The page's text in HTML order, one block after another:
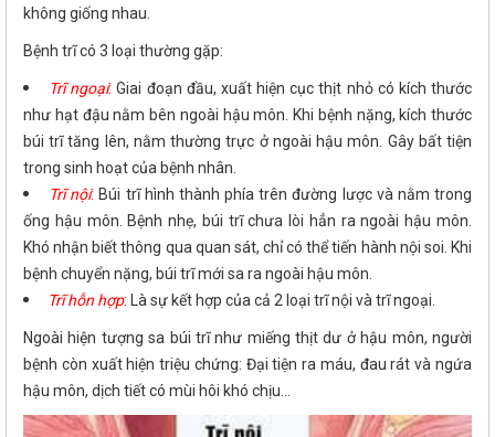
không giống nhau.
Bệnh trĩ có 3 loại thường gặp:
Trĩ ngoại:Giai đoạn đầu, xuất hiện cục thịt nhỏ có kích thước
như hạt đậu nằm bên ngoài hậu môn. Khi bệnh nặng, kích thước
búi trĩ tăng lên, nằm thường trực ở ngoài hậu môn. Gây bất tiện
trong sinh hoạt của bệnh nhân.
Trĩ nội: Búi trĩ hình thành phía trên đường lược và nằm trong
ống hậu môn. Bệnh nhẹ, búi trĩ chưa lòi hẳn ra ngoài hậu môn.
Khó nhận biết thông qua quan sát, chỉ có thể tiến hành nội soi. Khi
bệnh chuyển nặng, búi trĩ mới sa ra ngoài hậu môn.
Trĩ hỗn hợp: Là sự kết hợp của cả 2 loại trĩ nội và trĩ ngoại.
Ngoài hiện tượng sa búi trĩ như miếng thịt dư ở hậu môn, người
bệnh còn xuất hiện triệu chứng: Đại tiện ra máu, đau rát và ngứa
hậu môn, dịch tiết có mùi hôi khó chịu...